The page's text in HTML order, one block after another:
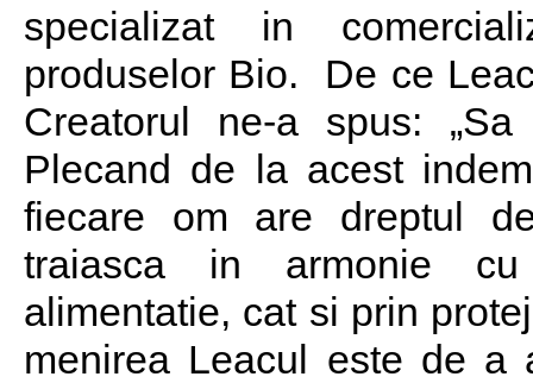
specializat in
produselor Bio. De ce
Creatorul ne-a spus:
Plecand de la acest
fiecare om are dreptul
traiasca in armonie
alimentatie, cat si prin
menirea Leacul este de a